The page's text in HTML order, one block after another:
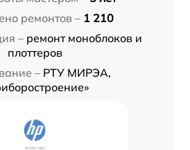
ремонтов – 1 210
– ремонт моноблоков и
плоттеров
– РТУ МИРЭА,